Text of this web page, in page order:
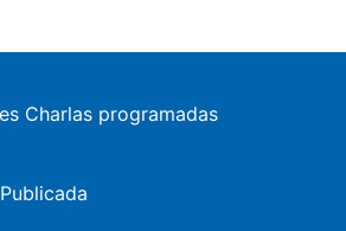
Charlas programadas
Publicada